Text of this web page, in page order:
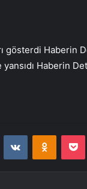
gösterdi Haberin
Haberin
VKontakte